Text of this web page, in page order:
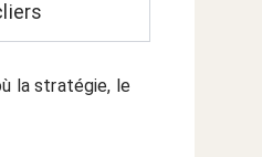
la stratégie, le